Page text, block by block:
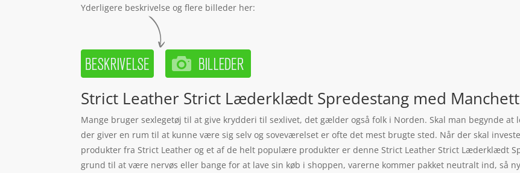
Yderligere beskrivelse og flere billeder her:
Strict Leather Strict Læderklædt Spredestang med
Mange bruger sexlegetøj til at give krydderi til sexlivet, det gælder også folk i Norden. Skal man begynde at
der giver en rum til at kunne være sig selv og soveværelset er ofte det mest brugte sted. Når der skal
produkter fra Strict Leather og et af de helt populære produkter er denne Strict Leather Strict Læderklædt
grund til at være nervøs eller bange for at lave sin køb i shoppen, varerne kommer pakket neutralt ind, så